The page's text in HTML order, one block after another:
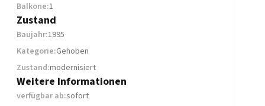
Balkone:1
Zustand
Baujahr:1995
Kategorie:Gehoben
Zustand:modernisiert
Weitere Informationen
verfügbar ab:sofort